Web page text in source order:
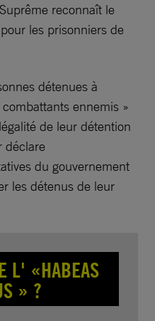
reconnaît le
les prisonniers de
détenues à
ennemis »
de leur détention
déclare
du gouvernement
les détenus de leur
L' «HABEAS
» ?